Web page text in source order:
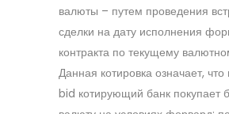
валюты – путем проведения
сделки на дату исполнения
контракта по текущему
Данная котировка означает, что
bid котирующий банк покупает